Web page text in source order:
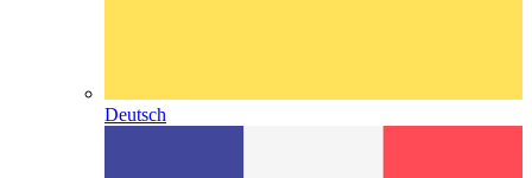
Deutsch